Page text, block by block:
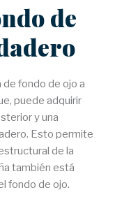
de
de fondo de ojo a
puede adquirir
y una
Esto permite
de la
también está
fondo de ojo.